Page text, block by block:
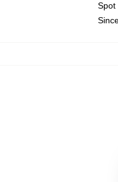
Spot